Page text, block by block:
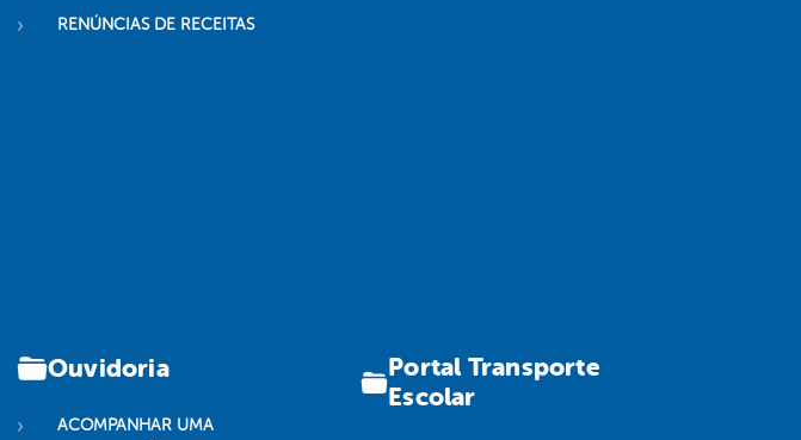
RENÚNCIAS DE RECEITAS
Ouvidoria
ACOMPANHAR UMA
Portal Transporte
Escolar